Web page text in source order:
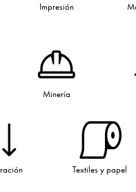
Impresión
Minería
Textiles y papel